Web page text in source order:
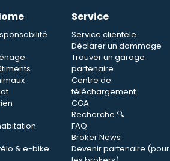
& e-bike
Service
Service clientèle
Déclarer un dommage
Trouver un garage
partenaire
Centre de
téléchargement
CGA
Recherche 🔍
FAQ
Broker News
Devenir partenaire (pour